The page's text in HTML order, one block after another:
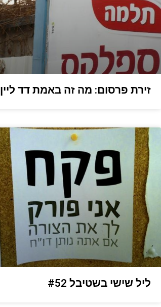
זירת פרסום: מה זה באמת דד ליין
ליל שישי בשטיבל #52